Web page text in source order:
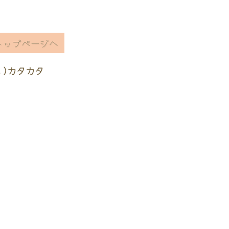
カタカタ
ップページへ